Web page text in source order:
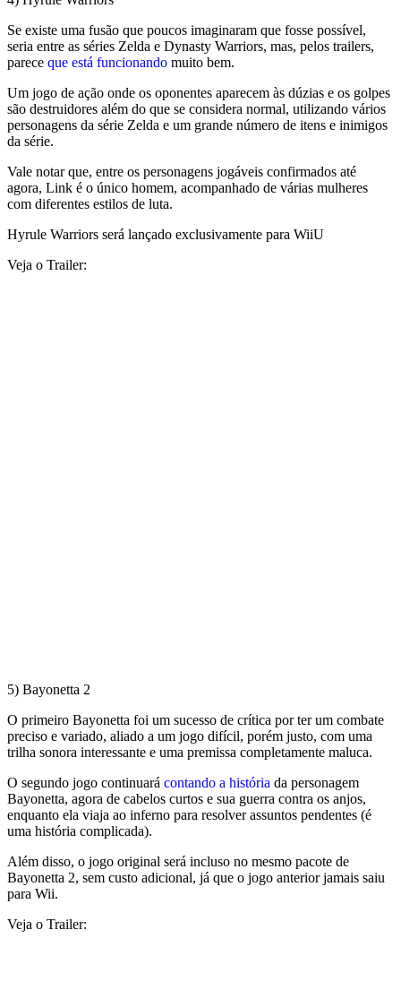
Se existe uma fusão que poucos imaginaram que fosse possível,
seria entre as séries Zelda e Dynasty Warriors, mas, pelos trailers,
parece que está funcionando muito bem.
Um jogo de ação onde os oponentes aparecem às dúzias e os golpes
são destruidores além do que se considera normal, utilizando vários
personagens da série Zelda e um grande número de itens e inimigos
da série.
Vale notar que, entre os personagens jogáveis confirmados até
agora, Link é o único homem, acompanhado de várias mulheres
com diferentes estilos de luta.
Hyrule Warriors será lançado exclusivamente para WiiU
Veja o Trailer:
5) Bayonetta 2
O primeiro Bayonetta foi um sucesso de crítica por ter um combate
preciso e variado, aliado a um jogo difícil, porém justo, com uma
trilha sonora interessante e uma premissa completamente maluca.
O segundo jogo continuará contando a história da personagem
Bayonetta, agora de cabelos curtos e sua guerra contra os anjos,
enquanto ela viaja ao inferno para resolver assuntos pendentes (é
uma história complicada).
Além disso, o jogo original será incluso no mesmo pacote de
Bayonetta 2, sem custo adicional, já que o jogo anterior jamais saiu
para Wii.
Veja o Trailer: